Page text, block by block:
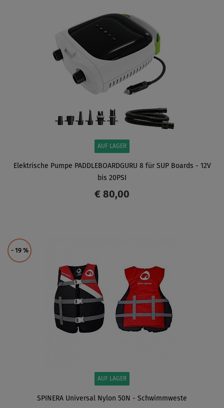
AUF LAGER
Elektrische Pumpe PADDLEBOARDGURU 8 für SUP Boards - 12V
bis 20PSI
€ 80,00
- 19 %
AUF LAGER
SPINERA Universal Nylon 50N - Schwimmweste